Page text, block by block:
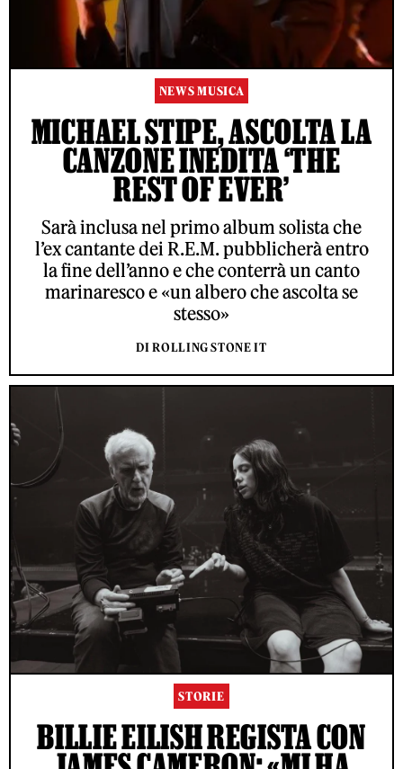
NEWS MUSICA
MICHAEL STIPE, ASCOLTA LA
CANZONE INEDITA ‘THE
REST OF EVER’
Sarà inclusa nel primo album solista che
l’ex cantante dei R.E.M. pubblicherà entro
la fine dell’anno e che conterrà un canto
marinaresco e «un albero che ascolta se
stesso»
DI ROLLING STONE IT
STORIE
BILLIE EILISH REGISTA CON